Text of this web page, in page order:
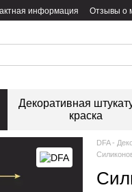
информация Отзывы о
Декоративная
краска
DFA -